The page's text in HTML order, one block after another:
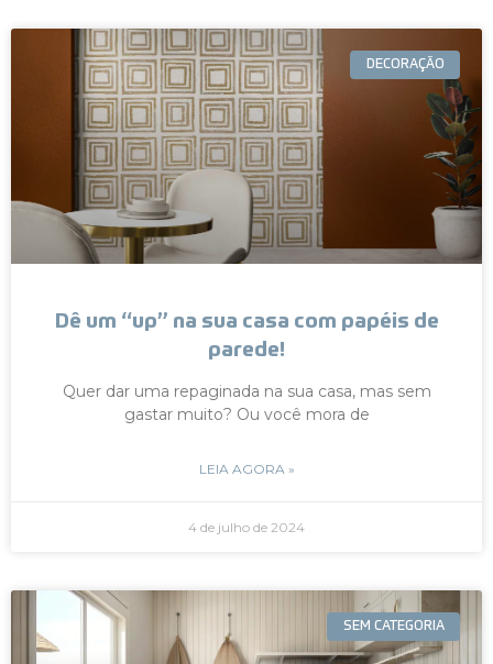
DECORAÇÃO
Dê um “up” na sua casa com papéis de
parede!
Quer dar uma repaginada na sua casa, mas sem
gastar muito? Ou você mora de
LEIA AGORA »
4 de julho de 2024
SEM CATEGORIA